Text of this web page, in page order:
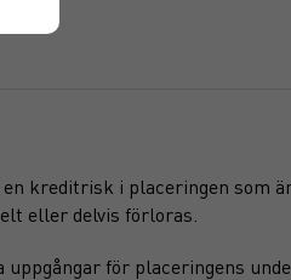
kreditrisk i placeringen som
eller delvis förloras.
för placeringens